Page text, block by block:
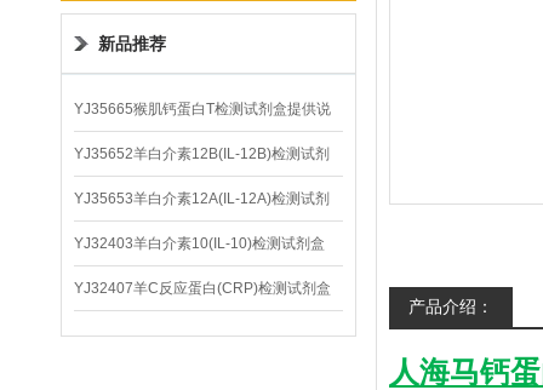
新品推荐
YJ35665猴肌钙蛋白T检测试剂盒提供说
明书
YJ35652羊白介素12B(IL-12B)检测试剂
盒
YJ35653羊白介素12A(IL-12A)检测试剂
盒
YJ32403羊白介素10(IL-10)检测试剂盒
YJ32407羊C反应蛋白(CRP)检测试剂盒
产品介绍：
人海马钙